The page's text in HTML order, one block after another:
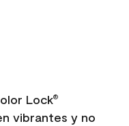
Lock®
vibrantes y no